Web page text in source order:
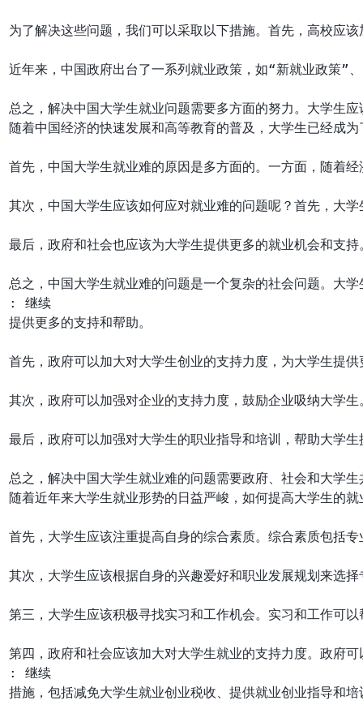
为了解决这些问题，我们可以采取以下措施。首先，高校应
近年来，中国政府出台了一系列就业政策，如“新就业政策”
随着中国经济的快速发展和高等教育的普及，大学生已经成
首先，中国大学生就业难的原因是多方面的。一方面，随着
其次，中国大学生应该如何应对就业难的问题呢？首先，大
最后，政府和社会也应该为大学生提供更多的就业机会和支
总之，中国大学生就业难的问题是一个复杂的社会问题。大
: 继续
提供更多的支持和帮助。
首先，政府可以加大对大学生创业的支持力度，为大学生提
其次，政府可以加强对企业的支持力度，鼓励企业吸纳大学
最后，政府可以加强对大学生的职业指导和培训，帮助大学
随着近年来大学生就业形势的日益严峻，如何提高大学生的
首先，大学生应该注重提高自身的综合素质。综合素质包括
其次，大学生应该根据自身的兴趣爱好和职业发展规划来选
第三，大学生应该积极寻找实习和工作机会。实习和工作可
第四，政府和社会应该加大对大学生就业的支持力度。政府
: 继续
措施，包括减免大学生就业创业税收、提供就业创业指导和